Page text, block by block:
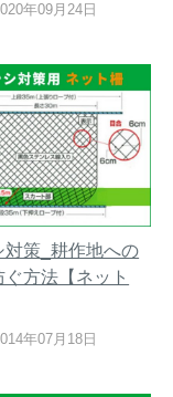
年09月24日
対策_耕作地への
方法【ネット
年07月18日